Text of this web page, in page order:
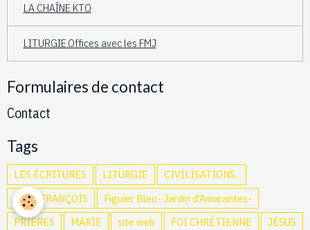
LA CHAÎNE KTO
LITURGIE.Offices avec les FMJ
Formulaires de contact
Contact
Tags
LES ÉCRITURES LITURGIE
CIVILISATIONS..
PAPE FRANÇOIS
Figuier Bleu- Jardin d'Amarantes-
PRIÈRES
MARIE site web FOI CHRÉTIENNE JÉSUS